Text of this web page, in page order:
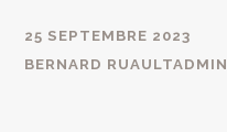
25 SEPTEMBRE 2023
BERNARD RUAULTADMIN